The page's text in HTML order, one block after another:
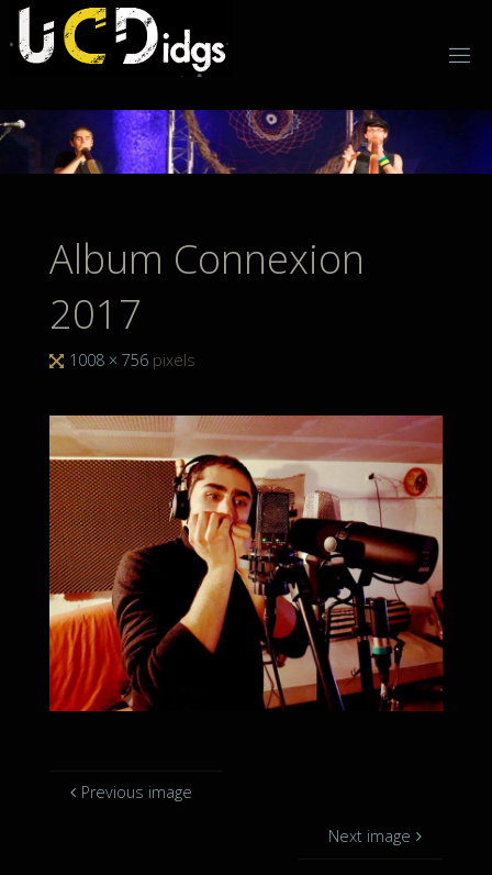
Skip
to
content
Album Connexion
2017
Full1008 × 756 pixels
Previous image
Next image